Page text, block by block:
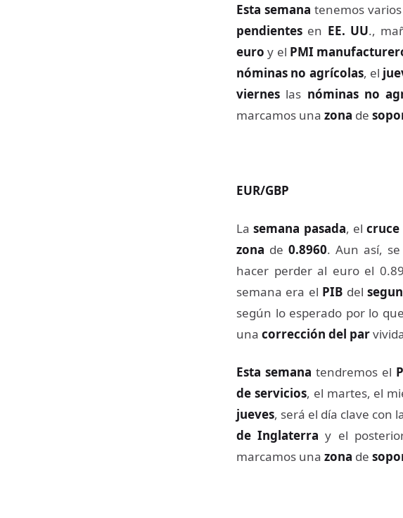
Esta semana tenemos
pendientes en EE. UU.,
euro y el PMI
nóminas no agrícolas, el
viernes las nóminas no
marcamos una zona de
EUR/GBP
Lasemana pasada, el
zona de 0.8960. Aun así,
hacer perder al euro el
semana era el PIB del
según lo esperado por lo
una corrección del par
Esta semana tendremos el
de servicios, el martes, el
jueves, será el día clave con
de Inglaterra y el
marcamos una zona de